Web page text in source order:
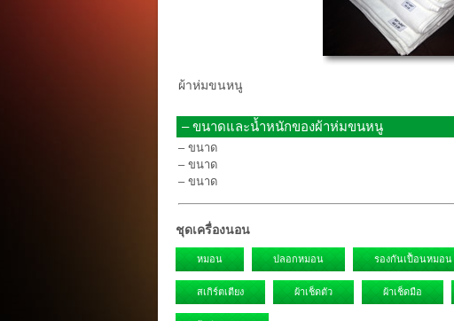
ผ้าห่มขนหนู
– ขนาดและน้ำหนักของผ้าห่มขนหนู
– ขนาด
– ขนาด
– ขนาด
ชุดเครื่องนอน
หมอน ปลอกหมอน รองกันเปื้อนหมอน
สเกิร์ตเตียง ผ้าเช็ดตัว ผ้าเช็ดมือ